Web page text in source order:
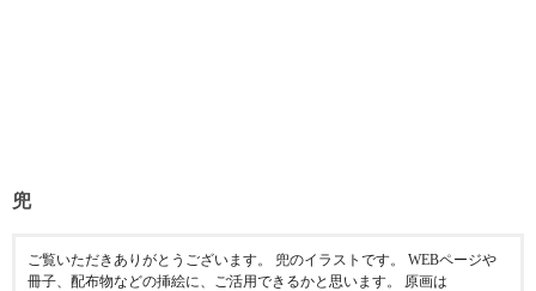
兜
ご覧いただきありがとうございます。 兜のイラストです。 WEBページや
冊子、配布物などの挿絵に、ご活用できるかと思います。 原画は